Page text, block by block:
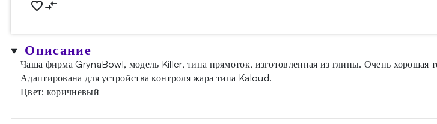
Описание
Чаша фирма GrynaBowl, модель Killer, типа прямоток, изготовленная из глины. Очень хорошая
Адаптирована для устройства контроля жара типа Kaloud.
Цвет: коричневый